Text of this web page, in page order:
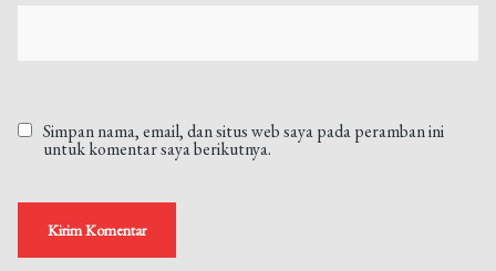
Simpan nama, email, dan situs web saya pada peramban ini
untuk komentar saya berikutnya.